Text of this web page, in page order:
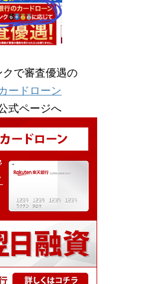
で審査優遇の
ードローン
式ページへ